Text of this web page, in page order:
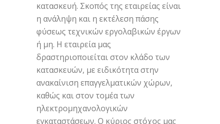
κατασκευή. Σκοπός της εταιρείας είναι
η ανάληψη και η εκτέλεση πάσης
φύσεως τεχνικών εργολαβικών έργων
ή μη. Η εταιρεία μας
δραστηριοποιείται στον κλάδο των
κατασκευών, με ειδικότητα στην
ανακαίνιση επαγγελματικών χώρων,
καθώς και στον τομέα των
ηλεκτρομηχανολογικών
εγκαταστάσεων. Ο κύριος στόχος μας